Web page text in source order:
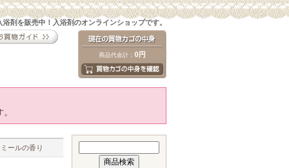
浴剤を販売中！入浴剤のオンラインショップです。
商品代金計： 0円
ールの香り